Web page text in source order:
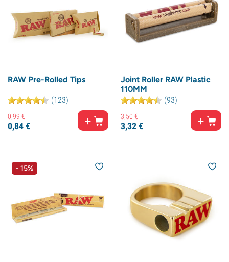
RAW Pre-Rolled Tips
(123)
0,99€
0,84€
Joint Roller RAW Plastic
110MM
(93)
3,50€
3,32€
- 15%